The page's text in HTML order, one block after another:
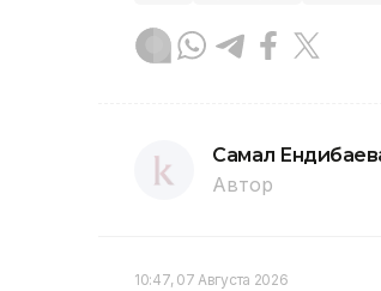
Самал
Автор
10:47, 07 Августа 2026